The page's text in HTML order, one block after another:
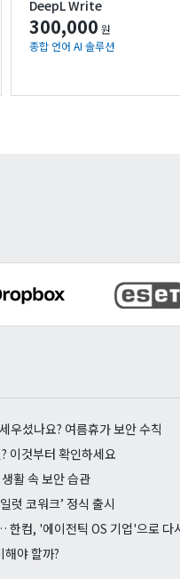
DeepL Write
300,000 원
종합 언어 AI 솔루션
우셨나요? 여름휴가 보안 수칙
이것부터 확인하세요
활 속 보안 습관
럿 코워크’ 정식 출시
컴, '에이전틱 OS 기업'으로 다
야 할까?